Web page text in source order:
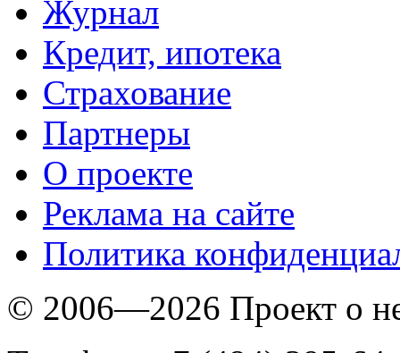
Журнал
Кредит, ипотека
Страхование
Партнеры
O проекте
Реклама на сайте
Политика
© 2006—2026 Проект о